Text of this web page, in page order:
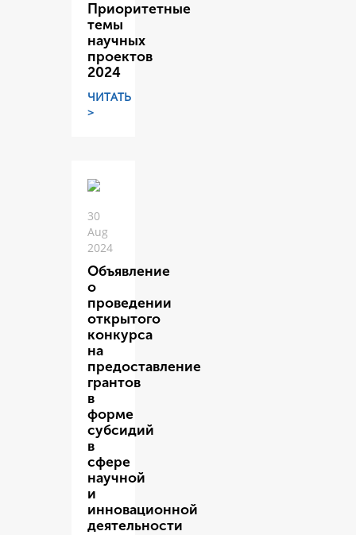
Приоритетные
темы
научных
проектов
2024
ЧИТАТЬ
>
30
Aug
2024
Объявление
о
проведении
открытого
конкурса
на
предоставление
грантов
в
форме
субсидий
в
сфере
научной
и
инновационной
деятельности